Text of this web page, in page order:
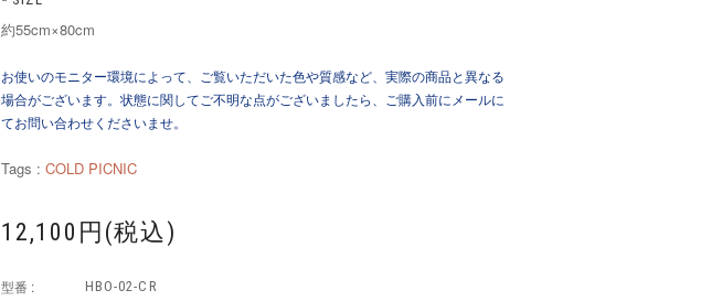
約55cm×80cm
お使いのモニター環境によって、ご覧いただいた色や質感など、実際の商品と異なる
場合がございます。状態に関してご不明な点がございましたら、ご購入前にメールに
てお問い合わせくださいませ。
Tags :COLD PICNIC
12,100円(税込)
型番 : HBO-02-CR